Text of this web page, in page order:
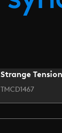
Strange Tension
TMCD1467